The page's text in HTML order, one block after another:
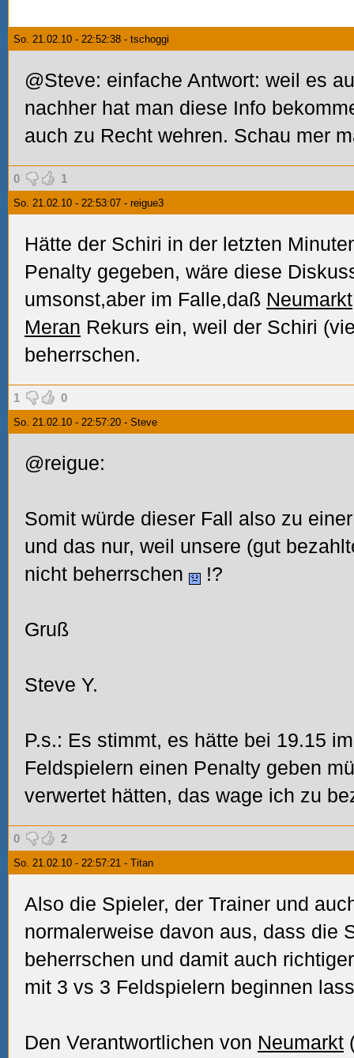
So. 21.02.10 - 22:52:38 - tschoggi
@Steve: einfache Antwort: weil es
nachher hat man diese Info
auch zu Recht wehren. Schau mer
0 1
So. 21.02.10 - 22:53:07 - reigue3
Hätte der Schiri in der letzten
Penalty gegeben, wäre diese
umsonst,aber im Falle,daß Neumarkt
Meran Rekurs ein, weil der Schiri
beherrschen.
1 0
So. 21.02.10 - 22:57:20 - Steve
@reigue:
Somit würde dieser Fall also zu
und das nur, weil unsere (gut
nicht beherrschen
!?
Gruß
Steve Y.
P.s.: Es stimmt, es hätte bei 19.15
Feldspielern einen Penalty geben
verwertet hätten, das wage ich zu
0 2
So. 21.02.10 - 22:57:21 - Titan
Also die Spieler, der Trainer und
normalerweise davon aus, dass die
beherrschen und damit auch
mit 3 vs 3 Feldspielern beginnen
Den Verantwortlichen von Neumarkt